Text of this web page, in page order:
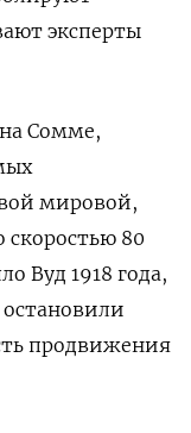
эксперты
Сомме,
мировой,
скоростью 80
Вуд 1918 года,
продвижения